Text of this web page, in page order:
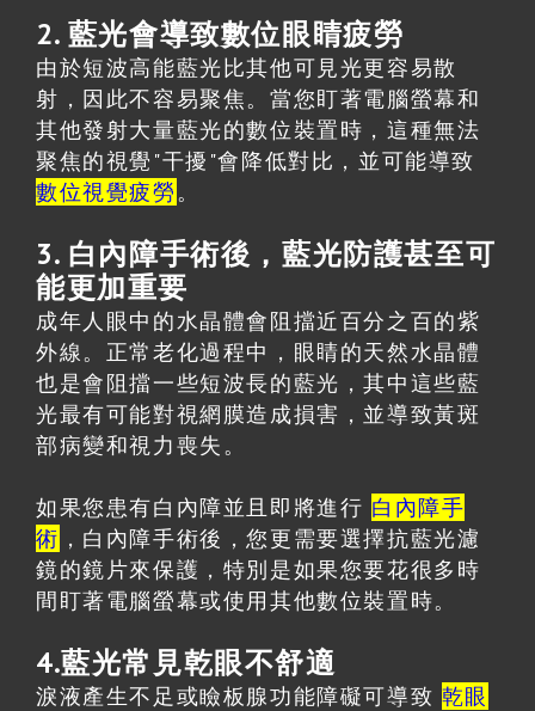
2. 藍光會導致數位眼睛疲勞
由於短波高能藍光比其他可見光更容易散
射，因此不容易聚焦。當您盯著電腦螢幕和
其他發射大量藍光的數位裝置時，這種無法
聚焦的視覺"干擾"會降低對比，並可能導致
數位視覺疲勞。
3. 白內障手術後，藍光防護甚至可
能更加重要
成年人眼中的水晶體會阻擋近百分之百的紫
外線。正常老化過程中，眼睛的天然水晶體
也是會阻擋一些短波長的藍光，其中這些藍
光最有可能對視網膜造成損害，並導致黃斑
部病變和視力喪失。
如果您患有白內障並且即將進行 白內障手
術 ，白內障手術後，您更需要選擇抗藍光濾
鏡的鏡片來保護，特別是如果您要花很多時
間盯著電腦螢幕或使用其他數位裝置時。
4.藍光常見乾眼不舒適
淚液產生不足或瞼板腺功能障礙可導致 乾眼